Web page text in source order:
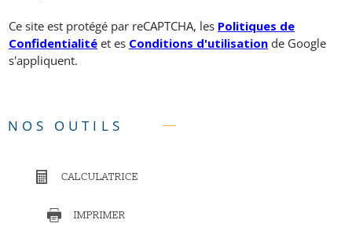
Ce site est protégé par reCAPTCHA, les Politiques de
Confidentialité et es Conditions d'utilisation de Google
s'appliquent.
NOS OUTILS
CALCULATRICE
IMPRIMER